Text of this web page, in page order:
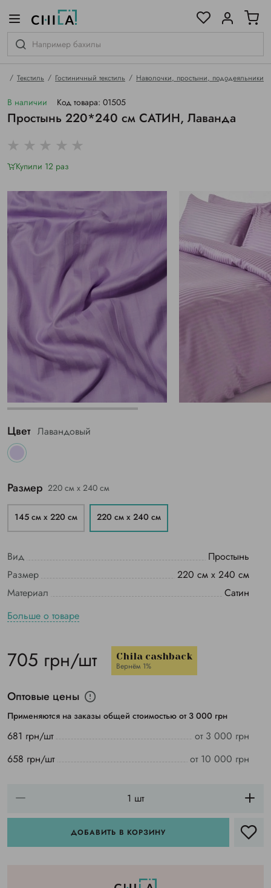
Текстиль Гостиничный текстиль Наволочки, простыни, пододеяльники
В наличии Код товара: 01505
Простынь 220*240 см САТИН, Лаванда
Купили 12 раз
Цвет Лавандовый
Размер 220 см х 240 см
145 см х 220 см 220 см х 240 см
Вид
Простынь
Размер
220 см х 240 см
Материал
Сатин
Больше о товаре
705 грн/шт Chila cashback
Вернём 1%
Оптовые цены
Применяются на заказы общей стоимостью от 3 000 грн
681 грн/шт
от 3 000 грн
658 грн/шт
от 10 000 грн
ДОБАВИТЬ В КОРЗИНУ
гамме